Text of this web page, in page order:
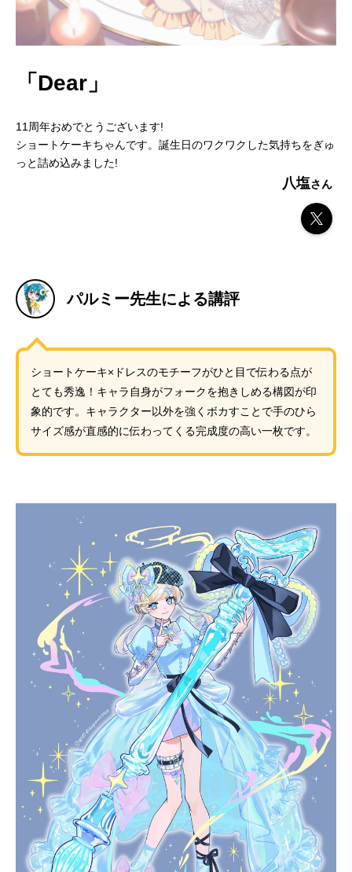
「Dear」
11周年おめでとうございます!
ショートケーキちゃんです。誕生日のワクワクした気持ちをぎゅ
っと詰め込みました!
八塩
パルミー先生による講評
ショートケーキ×ドレスのモチーフがひと目で伝わる点が
とても秀逸！キャラ自身がフォークを抱きしめる構図が印
象的です。キャラクター以外を強くボカすことで手のひら
サイズ感が直感的に伝わってくる完成度の高い一枚です。